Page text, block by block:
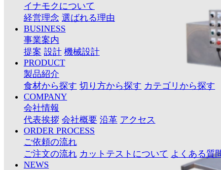
イナモクについて
経営理念 選ばれる理由
BUSINESS
事業案内
提案 設計 機械設計
PRODUCT
製品紹介
食材から探す 切り方から探す カテゴリから探す
COMPANY
会社情報
代表挨拶 会社概要 沿革 アクセス
ORDER PROCESS
ご依頼の流れ
ご注文の流れ カットテストについて よくある質
NEWS